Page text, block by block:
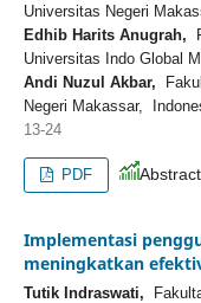
Universitas Negeri
Edhib Harits Anugrah,
Universitas Indo Global
Andi Nuzul Akbar,
Negeri Makassar,
13-24
PDF
Implementasi
meningkatkan
Tutik Indraswati,